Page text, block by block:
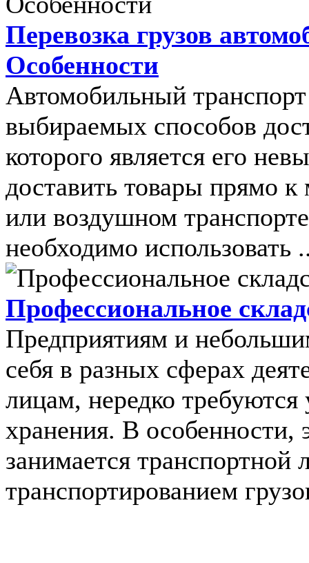
Перевозка грузов
Особенности
Автомобильный
выбираемых способов
которого является его
доставить товары прямо
или воздушном
необходимо использовать
Профессиональное
Предприятиям и
себя в разных сферах
лицам, нередко требуются
хранения. В особенности,
занимается транспортной
транспортированием